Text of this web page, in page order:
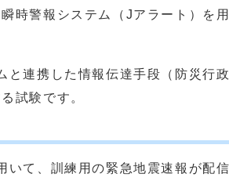
時警報システム（Jアラート）を
連携した情報伝達手段（防災行
試験です。
て、訓練用の緊急地震速報が配